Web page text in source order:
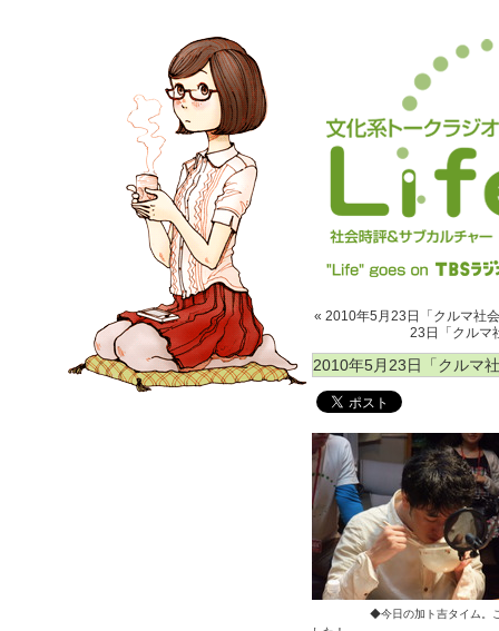
« 2010年5月23日「クルマ社
23日「クルマ
2010年5月23日「クルマ
◆今日の加ト吉タイム。